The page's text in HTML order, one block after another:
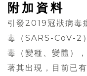
附加資料
引發2019冠狀病毒
毒（SARS-CoV-2
毒（變種、變體）
著其出現，目前已